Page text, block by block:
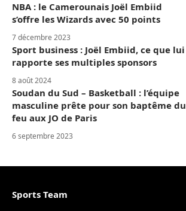
NBA : le Camerounais Joël Embiid
s’offre les Wizards avec 50 points
7 décembre 2023
Sport business : Joël Embiid, ce que lui
rapporte ses multiples sponsors
8 août 2024
Soudan du Sud – Basketball : l’équipe
masculine prête pour son baptême du
feu aux JO de Paris
6 septembre 2023
Sports Team